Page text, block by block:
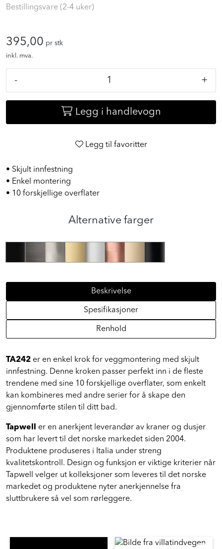
Bestillingsvare (2-4 uker)
395,00 pr stk
inkl. mva.
- +
Legg i handlevogn
Legg til favoritter
• Skjult innfestning
• Enkel montering
• 10 forskjellige overflater
Alternative farger
Beskrivelse
Spesifikasjoner
Renhold
TA242 er en enkel krok for veggmontering med skjult
innfestning. Denne kroken passer perfekt inn i de fleste
trendene med sine 10 forskjellige overflater, som enkelt
kan kombineres med andre serier for å skape den
gjennomførte stilen til ditt bad.
Tapwell
er en anerkjent leverandør av kraner og dusjer
som har levert til det norske markedet siden 2004.
Produktene produseres i Italia under streng
kvalitetskontroll. Design og funksjon er viktige kriterier når
Tapwell velger ut kolleksjoner som leveres til det norske
markedet og produktene nyter anerkjennelse fra
sluttbrukere så vel som rørleggere.